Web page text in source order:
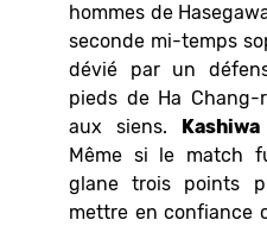
hommes de
seconde mi-temps
dévié par un
pieds de Ha
aux siens. Kashiwa
Même si le match
glane trois points
mettre en confiance